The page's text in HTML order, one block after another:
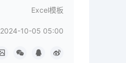
Excel模板
2024-10-05 05:00